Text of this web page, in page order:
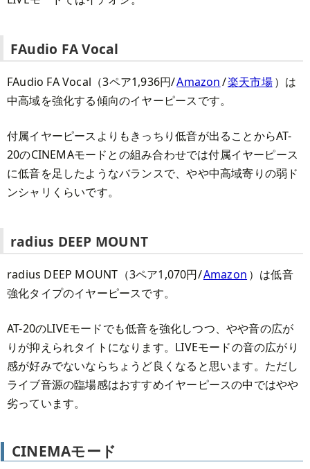
FAudio FA Vocal
FAudio FA Vocal（3ペア1,936円/Amazon/楽天市場）は
中高域を強化する傾向のイヤーピースです。
付属イヤーピースよりもきっちり低音が出ることからAT-
20のCINEMAモードとの組み合わせでは付属イヤーピース
に低音を足したようなバランスで、やや中高域寄りの弱ド
ンシャリくらいです。
radius DEEP MOUNT
radius DEEP MOUNT（3ペア1,070円/Amazon ）は低音
強化タイプのイヤーピースです。
AT-20のLIVEモードでも低音を強化しつつ、やや音の広が
りが抑えられタイトになります。LIVEモードの音の広がり
感が好みでないならちょうど良くなると思います。ただし
ライブ音源の臨場感はおすすめイヤーピースの中ではやや
劣っています。
CINEMAモード